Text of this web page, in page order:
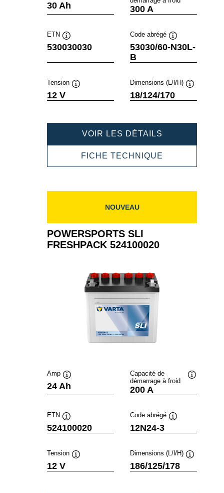
Infobulle
30 Ah 300 A
ETN
Infobulle
530030030
Code abrégé
Infobulle
53030/60-N30L-
B
Tension
12 V
Dimensions (L/l/H)
18/124/170
VOIR LES DÉTAILS
FRESHPACK
530030030
FICHE TECHNIQUE
NOUVEAU
POWERSPORTS SLI
FRESHPACK 524100020
Amp
Infobulle
24 Ah
Capacité de
démarrage à froid
200 A
ETN
Infobulle
524100020
Code abrégé
12N24-3
Tension
12 V
Dimensions (L/l/H)
186/125/178